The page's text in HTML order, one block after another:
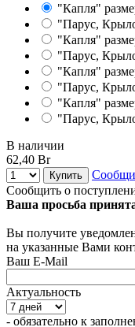
"Капля"
"Парус,
"Капля"
"Парус,
"Капля"
"Парус,
"Капля"
"Парус,
В наличии
62,40 Br
Купить
Сообщить о
Ваша просьба
Вы получите
на указанные Вами
Ваш E-Mail
Актуальность
- обязательно к